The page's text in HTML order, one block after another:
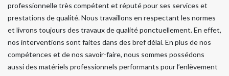
professionnelle très compétent et réputé pour ses services et
prestations de qualité. Nous travaillons en respectant les normes
et livrons toujours des travaux de qualité ponctuellement. En effet,
nos interventions sont faites dans des bref délai. En plus de nos
compétences et de nos savoir-faire, nous sommes possédons
aussi des matériels professionnels performants pour l’enlèvement